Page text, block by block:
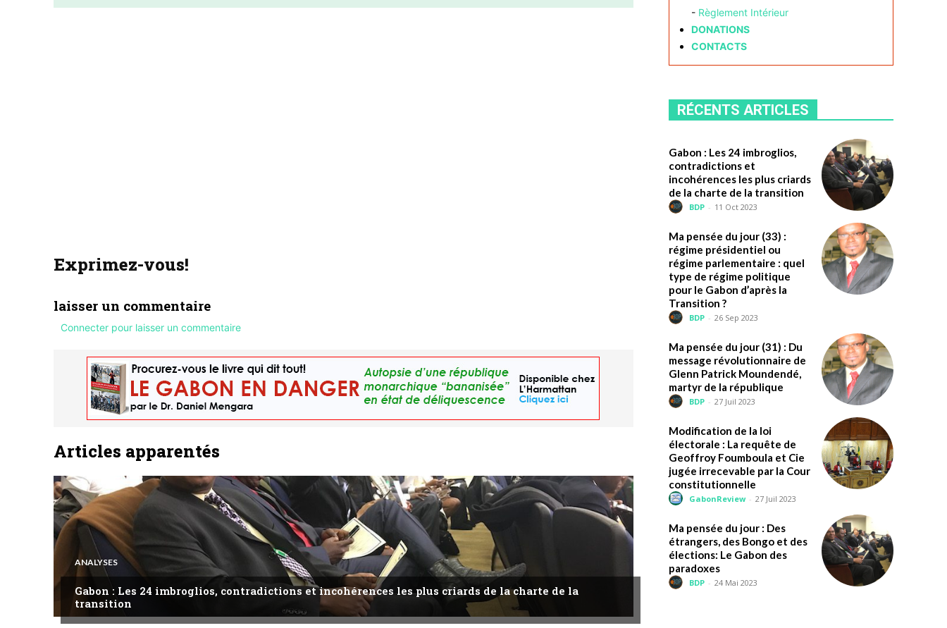
Exprimez-vous!
laisser un commentaire
Connecter pour laisser un commentaire
Articles apparentés
ANALYSES
Gabon : Les 24 imbroglios, contradictions et incohérences les plus criards de la charte de la
transition
- Règlement Intérieur
DONATIONS
CONTACTS
RÉCENTS ARTICLES
Gabon : Les 24 imbroglios,
contradictions et
incohérences les plus criards
de la charte de la transition
BDP - 11 Oct 2023
Ma pensée du jour (33) :
régime présidentiel ou
régime parlementaire : quel
type de régime politique
pour le Gabon d’après la
Transition ?
BDP - 26 Sep 2023
Ma pensée du jour (31) : Du
message révolutionnaire de
Glenn Patrick Moundendé,
martyr de la république
BDP - 27 Juil 2023
Modification de la loi
électorale : La requête de
Geoffroy Foumboula et Cie
jugée irrecevable par la Cour
constitutionnelle
GabonReview - 27 Juil 2023
Ma pensée du jour : Des
étrangers, des Bongo et des
élections: Le Gabon des
paradoxes
BDP - 24 Mai 2023